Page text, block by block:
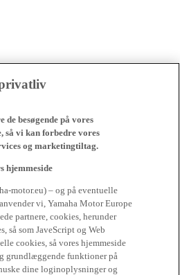
besøgende på vores
så vi kan forbedre vores
og marketingtiltag.
hjemmeside
motor.eu) – og på eventuelle
vi, Yamaha Motor Europe
partnere, cookies, herunder
så som JaveScript og Web
cookies, så vores hjemmeside
grundlæggende funktioner på
dine loginoplysninger og